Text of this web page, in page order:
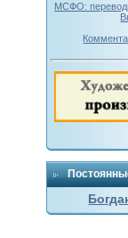
МСФО: